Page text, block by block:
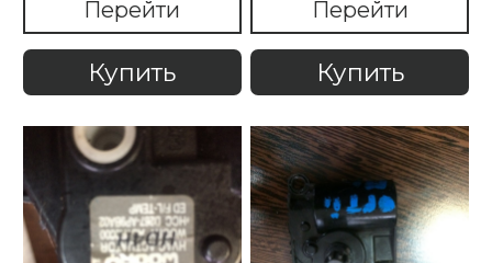
Optima 2010 -2015.
Перейти
Купить
Перейти
Купить